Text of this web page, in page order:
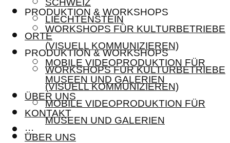
PRODUKTION & WORKSHOPS
WORKSHOPS FÜR KULTURBETRIEBE
(VISUELL KOMMUNIZIEREN)
MOBILE VIDEOPRODUKTION FÜR
MUSEEN UND GALERIEN
ÜBER UNS
KONTAKT
···
SCHWEIZ
LIECHTENSTEIN
ORTE
PRODUKTION & WORKSHOPS
WORKSHOPS FÜR KULTURBETRIEBE
(VISUELL KOMMUNIZIEREN)
MOBILE VIDEOPRODUKTION FÜR
MUSEEN UND GALERIEN
ÜBER UNS